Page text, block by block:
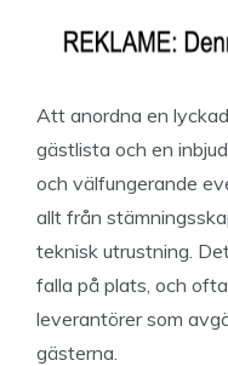
Att anordna en
gästlista och en
och välfungerande
allt från
teknisk utrustning.
falla på plats, och
leverantörer som
gästerna.